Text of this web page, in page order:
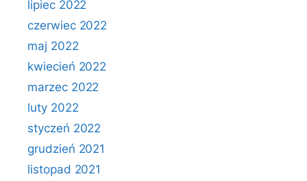
lipiec 2022
czerwiec 2022
maj 2022
kwiecień 2022
marzec 2022
luty 2022
styczeń 2022
grudzień 2021
listopad 2021